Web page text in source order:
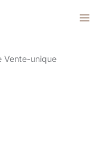
Vente-unique